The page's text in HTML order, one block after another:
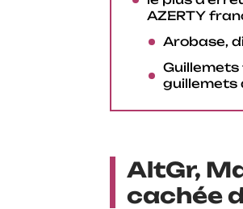
AZERTY
Arobase,
guillemets
AltGr,
cachée